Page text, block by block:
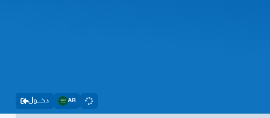
دخــــول AR